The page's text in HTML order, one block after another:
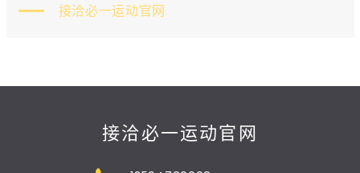
接洽必一运动官网
接洽必一运动官网